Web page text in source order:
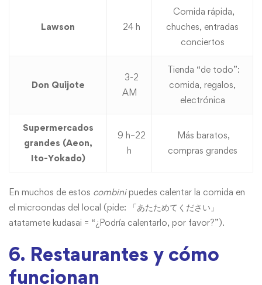
Lawson 24 h
Comida rápida,
chuches, entradas
conciertos
Don Quijote
3-2
AM
Tienda “de todo”:
comida, regalos,
electrónica
Supermercados
grandes (Aeon,
Ito-Yokado)
9 h–22
h
Más baratos,
compras grandes
En muchos de estos combinipuedes calentar la comida en
el microondas del local (pide: 「あたためてください」
atatamete kudasai = “¿Podría calentarlo, por favor?”).
6. Restaurantes y cómo
funcionan